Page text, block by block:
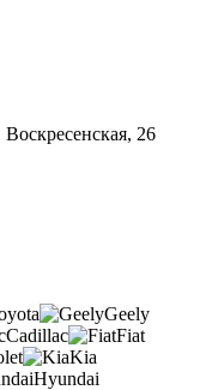
26
Geely
Cadillac
Fiat
Kia
Hyundai